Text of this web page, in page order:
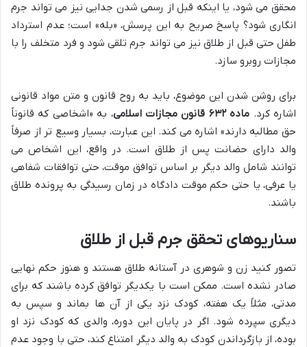
محقق می شود، یا اینکه قبل از رسمی شدن جدایی نیز می تواند جرم
انگاری شود؟ پاسخ صریح به این پرسش، «بله» است؛ عدم استرداد
طفل حتی قبل از طلاق نیز می تواند جرم تلقی شود و فرد متخلف را با
مجازات روبرو سازد.
برای روشن شدن این موضوع، باید به روح قانون و متن مواد قانونی
اشاره کرد. ماده ۶۳۲ قانون مجازات اسلامی
، به «اشخاصی که قانوناً
حق مطالبه دارند» اشاره می کند. این عبارت، بسیار وسیع تر از صرفاً
والد دارای حضانت پس از طلاق است. در واقع، این اشخاص می
توانند شامل والد دیگر بر اساس توافق موقت، حتی توافقات شفاهی
یا عرفی، یا حتی حکم موقت دادگاه در زمان رسیدگی به پرونده طلاق
باشند.
سناریوهای تحقق جرم قبل از طلاق
تصور کنید زن و شوهری در آستانه طلاق هستند و هنوز حکم نهایی
صادر نشده است. ممکن است با یکدیگر توافق کرده باشند که برای
مدتی، مثلاً یک هفته، کودک نزد یکی از آن ها بماند و سپس به
دیگری سپرده شود. اگر در پایان این دوره، والدی که کودک نزد او
بوده، از بازگرداندن کودک به والد دیگر امتناع کند، حتی با وجود عدم